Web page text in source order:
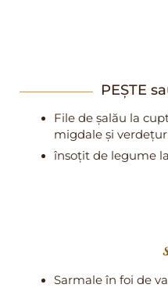
PEȘTE
File de șalău la
migdale și
însoțit de legume
Sarmale în foi de